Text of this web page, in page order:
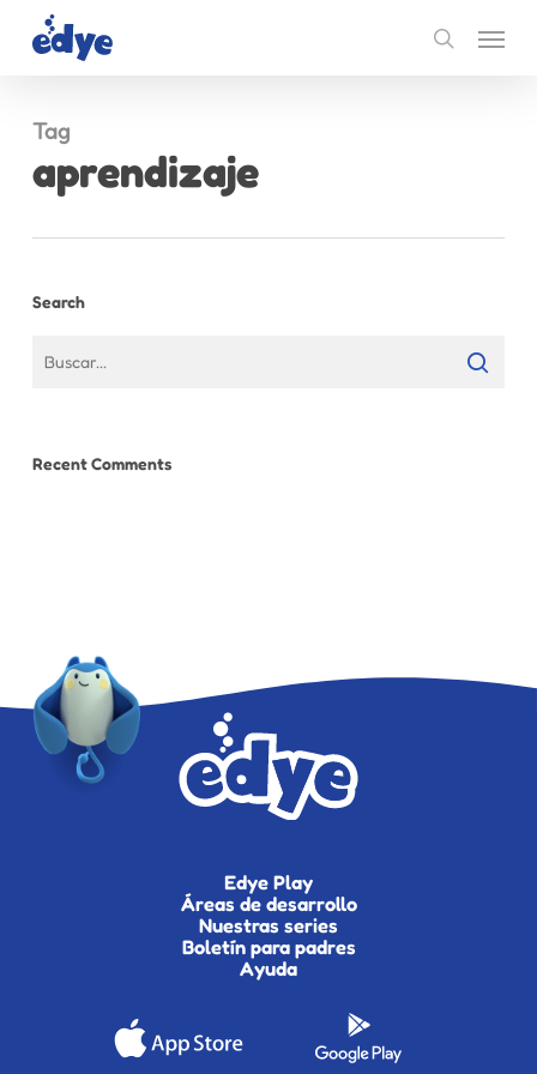
search
Menu
Tag
aprendizaje
Search
Recent Comments
Edye Play
Áreas de desarrollo
Nuestras series
Boletín para padres
Ayuda